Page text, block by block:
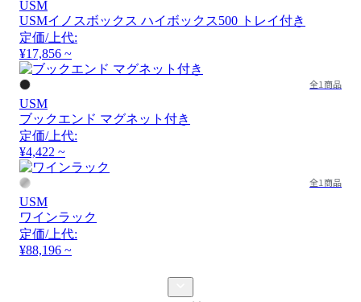
USM
USMイノスボックス ハイボックス500 トレイ付き
定価/上代:
¥17,856 ~
全1商品
USM
ブックエンド マグネット付き
定価/上代:
¥4,422 ~
全1商品
USM
ワインラック
定価/上代:
¥88,196 ~